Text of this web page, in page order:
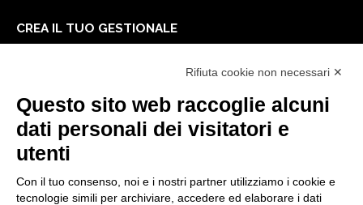
CREA IL TUO GESTIONALE
E-Book
Blog
NOTE LEGALI
Informative Privacy
Rifiuta cookie non necessari ✕
Questo sito web raccoglie alcuni
dati personali dei visitatori e
utenti
Con il tuo consenso, noi e i nostri partner utilizziamo i cookie e
tecnologie simili per archiviare, accedere ed elaborare i dati